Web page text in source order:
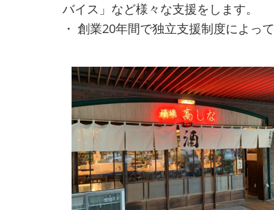
バイス」など様々な支援をします。
・ 創業20年間で独立支援制度によっ